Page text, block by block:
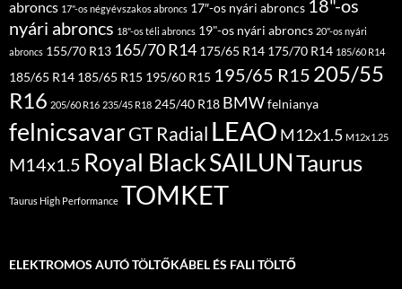
abroncs 17"-os négyévszakos abroncs 17″-os nyári abroncs 18"-os
nyári abroncs 18"-os téli abroncs 19"-os nyári abroncs 20"-os nyári
abroncs 155/70 R13 165/70 R14 175/65 R14 175/70 R14 185/60 R14
185/65 R14 185/65 R15 195/60 R15 195/65 R15 205/55
R16 205/60 R16 235/45 R18 245/40 R18 BMWfelnianya
felnicsavarGT Radial LEAO M12x1.5 M12x1.25
M14x1.5 Royal BlackSAILUNTaurus
Taurus High Performance TOMKET
ELEKTROMOS AUTÓ TÖLTŐKÁBEL ÉS FALI TÖLTŐ